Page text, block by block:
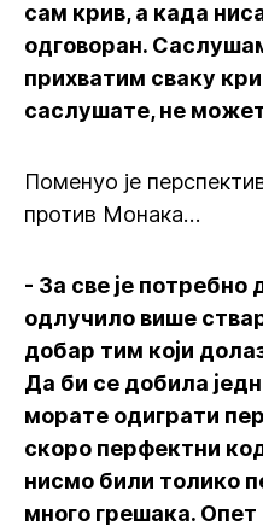
сам крив, а када
одговоран.
прихватим сваку
саслушате, не
Поменуо је
против Монака…
- За све је потребно
одлучило више
добар тим који
Да би се добила
морате одиграти
скоро перфектни
нисмо били толико
много грешака.